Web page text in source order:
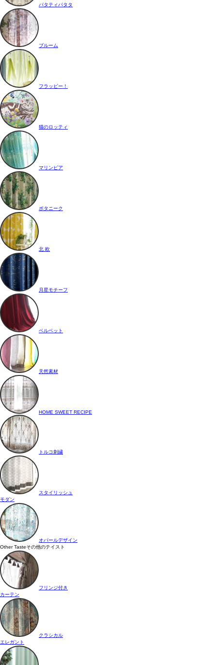
パタティパタタ
ブルーム
フラッピー！
猫のロッティ
マリンピア
ボタニーク
北 欧
月星モチーフ
ベルベット
天然素材
HOME SWEET RECIPE
トルコ刺繍
スタイリッシュ
モダン
オパールデザイン
Other Tasteその他のテイスト
フリンジ付き
カーテン
クラシカル
エレガント